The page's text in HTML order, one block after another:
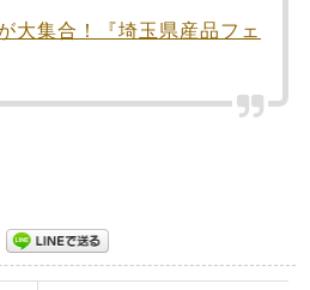
大集合！『埼玉県産品フェ